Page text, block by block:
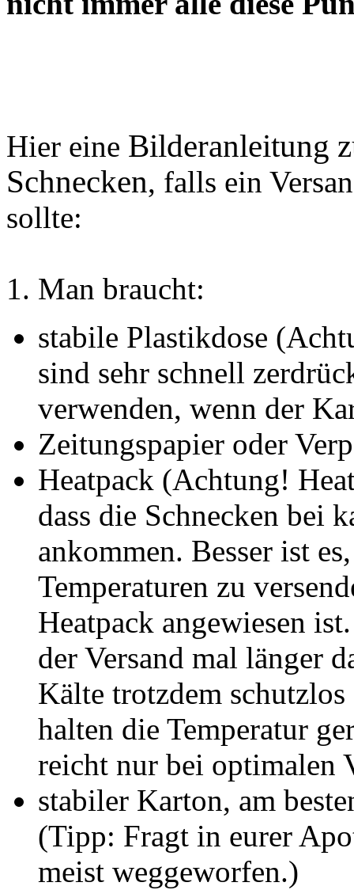
Hier eine Bilderanleitung
Schnecken, falls ein
sollte:
1. Man braucht:
stabile Plastikdose
sind sehr schnell
verwenden, wenn der
Zeitungspapier oder
Heatpack (Achtung!
dass die Schnecken bei
ankommen. Besser ist
Temperaturen zu
Heatpack angewiesen
der Versand mal länger
Kälte trotzdem
halten die Temperatur
reicht nur bei optimalen
stabiler Karton, am
(Tipp: Fragt in eurer
meist weggeworfen.)